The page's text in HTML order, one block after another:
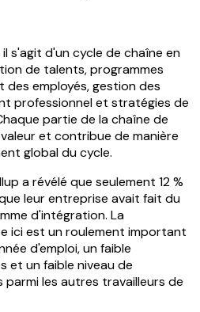
s'agit d'un cycle de chaîne en
de talents, programmes
employés, gestion des
professionnel et stratégies de
partie de la chaîne de
et contribue de manière
global du cycle.
a révélé que seulement 12 %
leur entreprise avait fait du
d'intégration. La
ici est un roulement important
d'emploi, un faible
et un faible niveau de
les autres travailleurs de